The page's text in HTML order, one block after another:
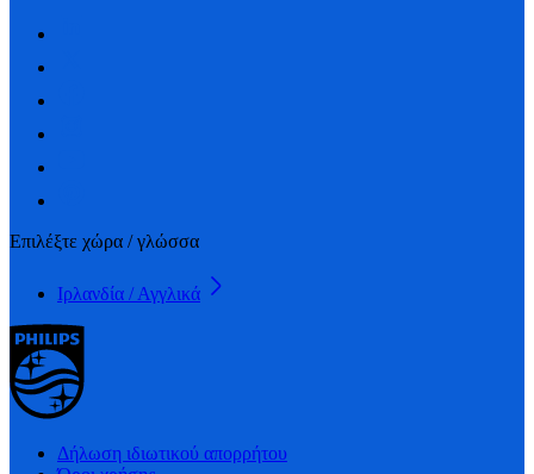
Επιλέξτε χώρα / γλώσσα
Ιρλανδία / Αγγλικά
Δήλωση ιδιωτικού απορρήτου